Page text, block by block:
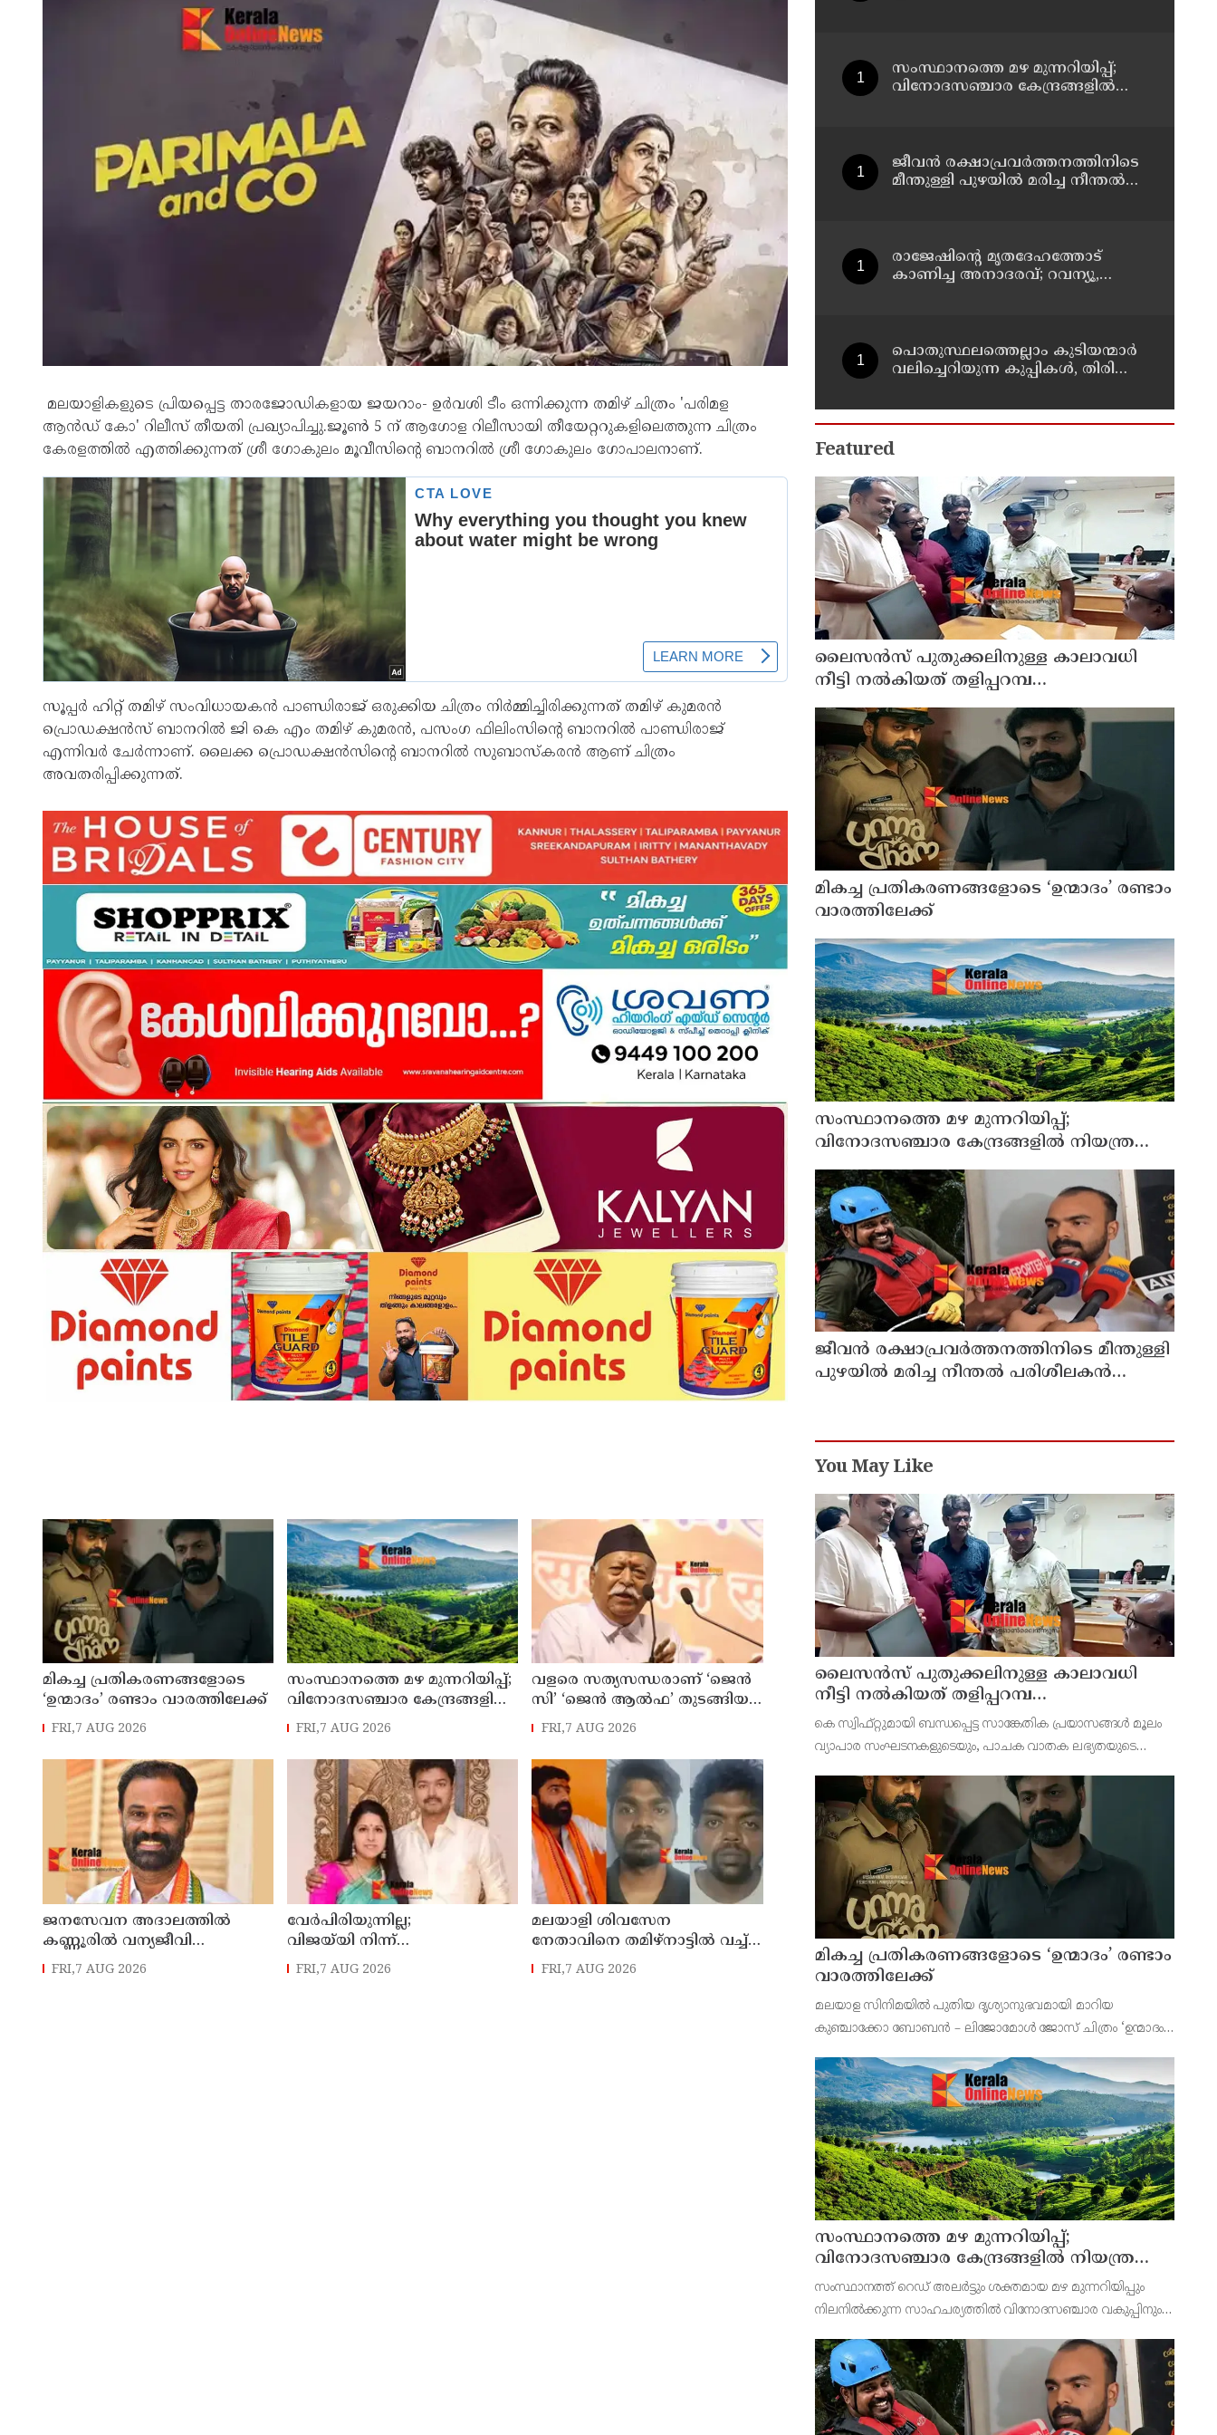
മലയാളികളുടെ പ്രിയപ്പെട്ട താരജോഡികളായ ജയറാം- ഉർവശി ടീം ഒന്നിക്കുന്ന തമിഴ് ചിത്രം 'പരിമള
ആൻഡ് കോ' റിലീസ് തീയതി പ്രഖ്യാപിച്ചു.ജൂൺ 5 ന് ആഗോള റിലീസായി തീയേറ്ററുകളിലെത്തുന്ന ചിത്രം
കേരളത്തിൽ എത്തിക്കുന്നത് ശ്രീ ഗോകുലം മൂവീസിന്റെ ബാനറിൽ ശ്രീ ഗോകുലം ഗോപാലനാണ്.
സൂപ്പർ ഹിറ്റ് തമിഴ് സംവിധായകൻ പാണ്ഡിരാജ്‌ ഒരുക്കിയ ചിത്രം നിർമ്മിച്ചിരിക്കുന്നത് തമിഴ് കുമരൻ
പ്രൊഡക്ഷൻസ് ബാനറിൽ ജി കെ എം തമിഴ് കുമരൻ, പസംഗ ഫിലിംസിന്റെ ബാനറിൽ പാണ്ഡിരാജ്‌
എന്നിവർ ചേർന്നാണ്. ലൈക്ക പ്രൊഡക്ഷൻസിന്റെ ബാനറിൽ സുബാസ്കരൻ ആണ് ചിത്രം
അവതരിപ്പിക്കുന്നത്.
മികച്ച പ്രതികരണങ്ങളോടെ
‘ഉന്മാദം’ രണ്ടാം വാരത്തിലേക്ക്
FRI,7 AUG 2026
സംസ്ഥാനത്തെ മഴ മുന്നറിയിപ്പ്;
വിനോദസഞ്ചാര കേന്ദ്രങ്ങളില്‍
നിയന്ത്രണം; തുറമുഖങ്ങളില്‍
FRI,7 AUG 2026
വളരെ സത്യസന്ധരാണ് ‘ജെൻ
സി’ ‘ജെൻ ആൽഫ’ തുടങ്ങിയ
യുവതലമുറ ; മോഹൻ ഭാഗവത്
FRI,7 AUG 2026
ജനസേവന അദാലത്തിൽ
കണ്ണൂരിൽ വന്യജീവി
ആക്രമണത്തിന് ഇരയായ 30
പേർക്ക് സഹായധനം
FRI,7 AUG 2026
വേർപിരിയുന്നില്ല;
വിജയ്‍യി നിന്ന്
വിവാഹമോചനം വേണ്ടെന്ന്
സംഗീത
FRI,7 AUG 2026
മലയാളി ശിവസേന
നേതാവിനെ തമിഴ്നാട്ടിൽ വച്ച്
കൊലപ്പെടുത്തിയ സംഭവം ;
രണ്ട് പേർ പിടിയിൽ
FRI,7 AUG 2026
സംസ്ഥാനത്തെ മഴ മുന്നറിയിപ്പ്;
വിനോദസഞ്ചാര കേന്ദ്രങ്ങളില്‍
ജീവൻ രക്ഷാപ്രവർത്തനത്തിനിടെ
മീന്തുള്ളി പുഴയിൽ മരിച്ച നീന്തൽ
നടപടിയെന്ന് കളക്ടർ
രാജേഷിന്റെ മൃതദേഹത്തോട്
കാണിച്ച അനാദരവ്; റവന്യൂ,
ശക്തമായ പ്രതിഷേധത്തിലേക്ക്
പൊതുസ്ഥലത്തെല്ലാം കുടിയന്മാര്‍
വലിച്ചെറിയുന്ന കുപ്പികള്‍, തിരികെ
ഇരട്ടിക്കും, കോടികളുടെ ലാഭമുള്ള
പദ്ധതി നിര്‍ത്തിയത് എന്തിന്?
സര്‍ക്കാരിന്റേത് തലതിരിഞ്ഞ
തീരുമാനമോ?
Featured
ലൈസൻസ് പുതുക്കലിനുള്ള കാലാവധി
നീട്ടി നൽകിയത് തളിപ്പറമ്പ
മുനിസിപ്പലിറ്റിയിൽ;
പ്രാവർത്തികമാകാത്തതിൽ പ്രതിഷേധിച്ച്
വ്യാപാരി വ്യവസായി സമിതി മുനിസിപ്പൽ
കമ്മിറ്റി
മികച്ച പ്രതികരണങ്ങളോടെ ‘ഉന്മാദം’ രണ്ടാം
വാരത്തിലേക്ക്
സംസ്ഥാനത്തെ മഴ മുന്നറിയിപ്പ്;
വിനോദസഞ്ചാര കേന്ദ്രങ്ങളില്‍ നിയന്ത്രണം;
തുറമുഖങ്ങളില്‍ ജാഗ്രതാ നിര്‍ദേശം
ജീവൻ രക്ഷാപ്രവർത്തനത്തിനിടെ മീന്തുള്ളി
പുഴയിൽ മരിച്ച നീന്തൽ പരിശീലകൻ
You May Like
ലൈസൻസ് പുതുക്കലിനുള്ള കാലാവധി
നീട്ടി നൽകിയത് തളിപ്പറമ്പ
മുനിസിപ്പലിറ്റിയിൽ;
പ്രാവർത്തികമാകാത്തതിൽ പ്രതിഷേധിച്ച്
വ്യാപാരി വ്യവസായി സമിതി മുനിസിപ്പൽ
കമ്മിറ്റി
കെ സ്വിഫ്റ്റുമായി ബന്ധപ്പെട്ട സാങ്കേതിക പ്രയാസങ്ങൾ മൂലം
വ്യാപാര സംഘടനകളുടെയും, പാചക വാതക ലഭ്യതയുടെ
ആൻഡ് റെസ്റ്റോറന്റ് അസോസിയേഷൻകാരുടെയും, മലിനീകര
മികച്ച പ്രതികരണങ്ങളോടെ ‘ഉന്മാദം’ രണ്ടാം
വാരത്തിലേക്ക്
മലയാള സിനിമയിൽ പുതിയ ദൃശ്യാനുഭവമായി മാറിയ
കുഞ്ചാക്കോ ബോബൻ – ലിജോമോൾ ജോസ് ചിത്രം ‘ഉന്മാദം’
വിജയകരമായ രണ്ടാം വാരത്തിലേക്ക് പ്രവേശിക്കുന്നു.
സംസ്ഥാനത്തെ മഴ മുന്നറിയിപ്പ്;
വിനോദസഞ്ചാര കേന്ദ്രങ്ങളില്‍ നിയന്ത്രണം;
തുറമുഖങ്ങളില്‍ ജാഗ്രതാ നിര്‍ദേശം
സംസ്ഥാനത്ത് റെഡ് അലര്‍ട്ടും ശക്തമായ മഴ മുന്നറിയിപ്പും
നിലനില്‍ക്കുന്ന സാഹചര്യത്തില്‍ വിനോദസഞ്ചാര വകുപ്പിനും
ജാഗ്രതാ നിര്‍ദേശം നല്‍കി സംസ്ഥാന ദുരന്ത